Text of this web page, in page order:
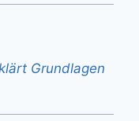
Grundlagen